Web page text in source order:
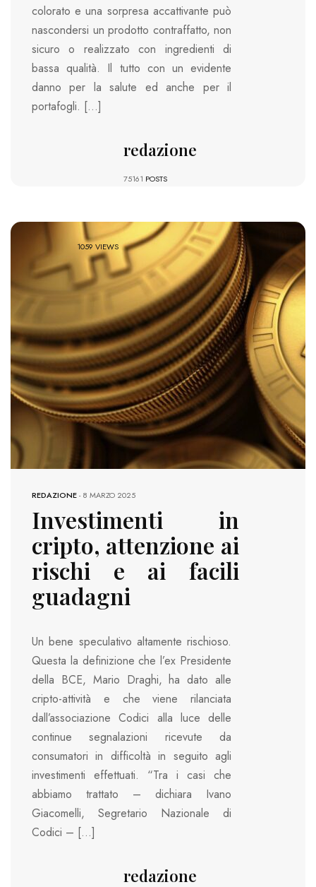
colorato e una sorpresa accattivante può
nascondersi un prodotto contraffatto, non
sicuro o realizzato con ingredienti di
bassa qualità. Il tutto con un evidente
danno per la salute ed anche per il
portafogli. […]
redazione
75161 POSTS
1059 VIEWS
REDAZIONE-8 MARZO 2025
Investimenti in
cripto, attenzione ai
rischi e ai facili
guadagni
Un bene speculativo altamente rischioso.
Questa la definizione che l’ex Presidente
della BCE, Mario Draghi, ha dato alle
cripto-attività e che viene rilanciata
dall’associazione Codici alla luce delle
continue segnalazioni ricevute da
consumatori in difficoltà in seguito agli
investimenti effettuati. “Tra i casi che
abbiamo trattato – dichiara Ivano
Giacomelli, Segretario Nazionale di
Codici – […]
redazione